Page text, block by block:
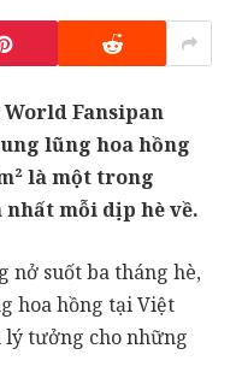
Fansipan
lũng hoa hồng
là một trong
mỗi dịp hè về.
nở suốt ba tháng hè,
hoa hồng tại Việt
lý tưởng cho những